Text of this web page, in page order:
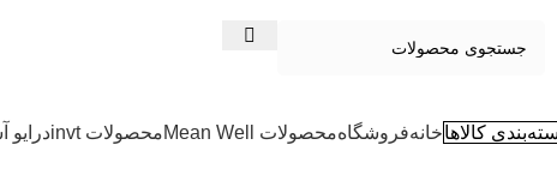
کالاهاخانهفروشگاهمحصولات Mean Well محصولات invt درایو